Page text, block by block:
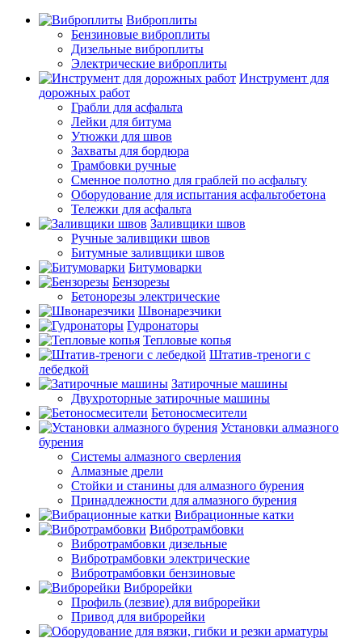
Виброплиты
Бензиновые виброплиты
Дизельные виброплиты
Электрические виброплиты
Инструмент для
дорожных работ
Грабли для асфальта
Лейки для битума
Утюжки для швов
Захваты для бордюра
Трамбовки ручные
Сменное полотно для граблей по асфальту
Оборудование для испытания асфальтобетона
Тележки для асфальта
Заливщики швов
Ручные заливщики швов
Битумные заливщики швов
Битумоварки
Бензорезы
Бетонорезы электрические
Швонарезчики
Гудронаторы
Тепловые копья
Штатив-треноги с
лебедкой
Затирочные машины
Двухроторные затирочные машины
Бетоносмесители
Установки алмазного
бурения
Системы алмазного сверления
Алмазные дрели
Стойки и станины для алмазного бурения
Принадлежности для алмазного бурения
Вибрационные катки
Вибротрамбовки
Вибротрамбовки дизельные
Вибротрамбовки электрические
Вибротрамбовки бензиновые
Виброрейки
Профиль (лезвие) для виброрейки
Привод для виброрейки